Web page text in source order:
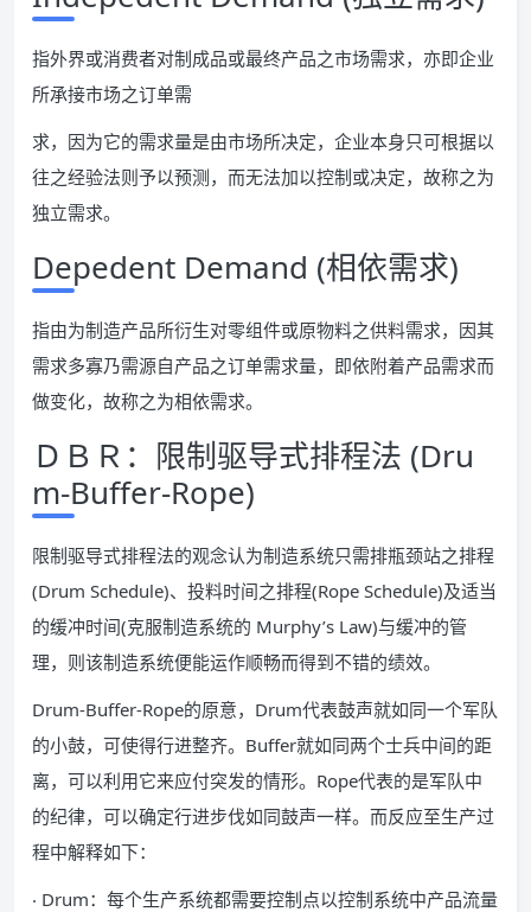
指外界或消费者对制成品或最终产品之市场需求，亦即企业
所承接市场之订单需
求，因为它的需求量是由市场所决定，企业本身只可根据以
往之经验法则予以预测，而无法加以控制或决定，故称之为
独立需求。
Depedent Demand (相依需求)
指由为制造产品所衍生对零组件或原物料之供料需求，因其
需求多寡乃需源自产品之订单需求量，即依附着产品需求而
做变化，故称之为相依需求。
ＤＢＲ：限制驱导式排程法 (Dru
m-Buffer-Rope)
限制驱导式排程法的观念认为制造系统只需排瓶颈站之排程
(Drum Schedule)、投料时间之排程(Rope Schedule)及适当
的缓冲时间(克服制造系统的 Murphy’s Law)与缓冲的管
理，则该制造系统便能运作顺畅而得到不错的绩效。
Drum-Buffer-Rope的原意，Drum代表鼓声就如同一个军队
的小鼓，可使得行进整齐。Buffer就如同两个士兵中间的距
离，可以利用它来应付突发的情形。Rope代表的是军队中
的纪律，可以确定行进步伐如同鼓声一样。而反应至生产过
程中解释如下：
‧ Drum：每个生产系统都需要控制点以控制系统中产品流量